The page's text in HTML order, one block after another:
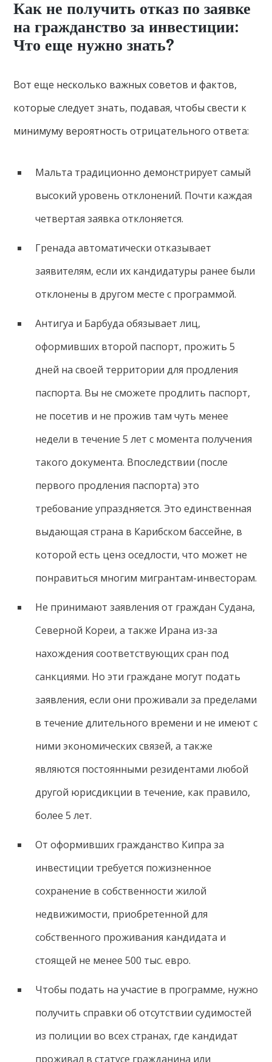
Как не получить отказ по заявке
на гражданство за инвестиции:
Что еще нужно знать?
Вот еще несколько важных советов и фактов,
которые следует знать, подавая, чтобы свести к
минимуму вероятность отрицательного ответа:
Мальта традиционно демонстрирует самый
высокий уровень отклонений. Почти каждая
четвертая заявка отклоняется.
Гренада автоматически отказывает
заявителям, если их кандидатуры ранее были
отклонены в другом месте с программой.
Антигуа и Барбуда обязывает лиц,
оформивших второй паспорт, прожить 5
дней на своей территории для продления
паспорта. Вы не сможете продлить паспорт,
не посетив и не прожив там чуть менее
недели в течение 5 лет с момента получения
такого документа. Впоследствии (после
первого продления паспорта) это
требование упраздняется. Это единственная
выдающая страна в Карибском бассейне, в
которой есть ценз оседлости, что может не
понравиться многим мигрантам-инвесторам.
Не принимают заявления от граждан Судана,
Северной Кореи, а также Ирана из-за
нахождения соответствующих сран под
санкциями. Но эти граждане могут подать
заявления, если они проживали за пределами
в течение длительного времени и не имеют с
ними экономических связей, а также
являются постоянными резидентами любой
другой юрисдикции в течение, как правило,
более 5 лет.
От оформивших гражданство Кипра за
инвестиции требуется пожизненное
сохранение в собственности жилой
недвижимости, приобретенной для
собственного проживания кандидата и
стоящей не менее 500 тыс. евро.
Чтобы подать на участие в программе, нужно
получить справки об отсутствии судимостей
из полиции во всех странах, где кандидат
проживал в статусе гражданина или